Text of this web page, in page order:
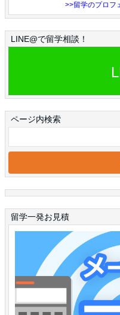
>>留学のプロフ
LINE@で留学相談！
ページ内検索
留学一発お見積